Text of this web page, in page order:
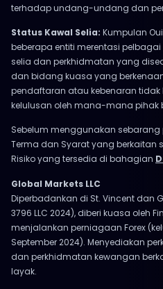
terhadap undang-undang dan
Status Kawal Selia: Kumpulan
beberapa entiti merentasi
selia dan perkhidmatan yang
dan bidang kuasa yang
pendaftaran atau kebenaran
kelulusan oleh mana-mana pihak
Sebelum menggunakan
Terma dan Syarat yang berkaitan
Risiko yang tersedia di bahagian
Global Markets LLC
Diperbadankan di St. Vincent dan
3796 LLC 2024), diberi kuasa oleh
menjalankan perniagaan Forex
September 2024). Menyediakan
dan perkhidmatan kewangan
layak.